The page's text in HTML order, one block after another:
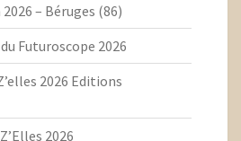
– Béruges (86)
Futuroscope 2026
2026 Editions
2026